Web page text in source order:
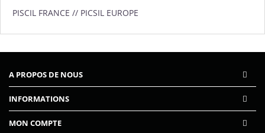
PISCIL FRANCE // PICSIL EUROPE
A PROPOS DE NOUS
INFORMATIONS
MON COMPTE